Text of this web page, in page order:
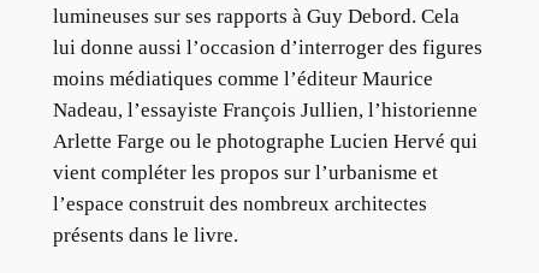
lumineuses sur ses rapports à Guy Debord. Cela
lui donne aussi l’occasion d’interroger des figures
moins médiatiques comme l’éditeur Maurice
Nadeau, l’essayiste François Jullien, l’historienne
Arlette Farge ou le photographe Lucien Hervé qui
vient compléter les propos sur l’urbanisme et
l’espace construit des nombreux architectes
présents dans le livre.